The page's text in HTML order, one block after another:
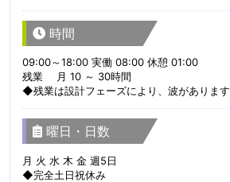
時間
09:00～18:00 実働 08:00 休憩 01:00
残業 月 10 ～ 30時間
◆残業は設計フェーズにより、波があります
曜日・日数
月 火 水 木 金 週5日
◆完全土日祝休み